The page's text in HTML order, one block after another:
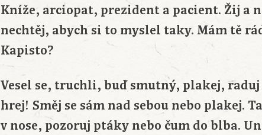
Kníže, arciopat, prezident a pacient. Žij a
nechtěj, abych si to myslel taky. Mám tě
Kapisto?
Vesel se, truchli, buď smutný, plakej,
hrej! Směj se sám nad sebou nebo plakej.
v nose, pozoruj ptáky nebo čum do blba.